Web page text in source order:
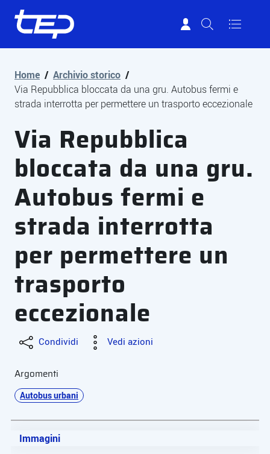
Tep - Trasporti pubblici Parma
Home / Archivio storico /
Via Repubblica bloccata da una gru. Autobus fermi e
strada interrotta per permettere un trasporto eccezionale
Via Repubblica
bloccata da una gru.
Autobus fermi e
strada interrotta
per permettere un
trasporto
eccezionale
Condividi Vedi azioni
Argomenti
Autobus urbani
Immagini